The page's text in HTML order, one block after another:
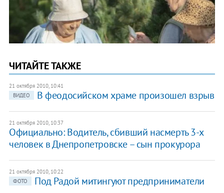
ЧИТАЙТЕ ТАКЖЕ
21 октября 2010, 10:41
ВИДЕО
В феодосийском храме произошел взрыв
21 октября 2010, 10:37
Официально: Водитель, сбивший насмерть 3-х
человек в Днепропетровске – сын прокурора
21 октября 2010, 10:22
ФОТО
Под Радой митингуют предприниматели